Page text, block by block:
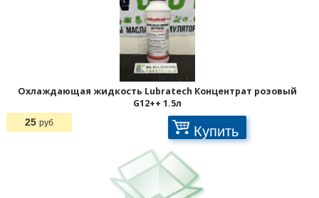
Охлаждающая жидкость Lubratech Концентрат розовый
G12++ 1.5л
25 руб Купить